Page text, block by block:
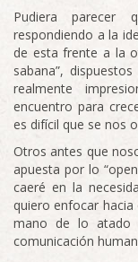
Pudiera parecer
respondiendo a la
de esta frente a la
sabana”,
realmente
encuentro para
es difícil que se nos
Otros antes que
apuesta por lo
caeré en la
quiero enfocar
mano de lo atado
comunicación